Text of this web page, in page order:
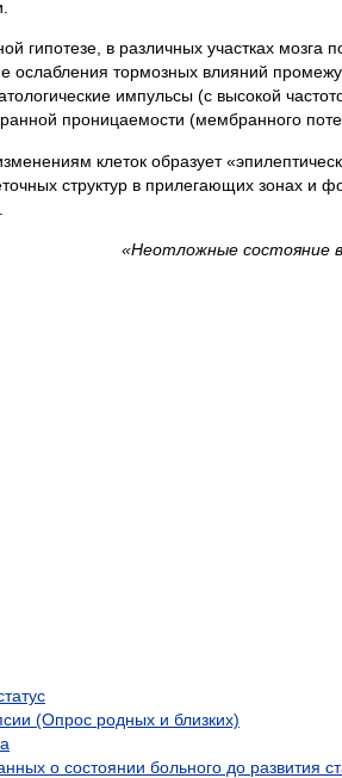
гипотезе, в различных участках
ослабления тормозных влияний
импульсы (с высокой
проницаемости (мембранного
клеток образует
структур в прилегающих зонах и
«Неотложные состояние
(Опрос родных и близких)
о состоянии больного до развития